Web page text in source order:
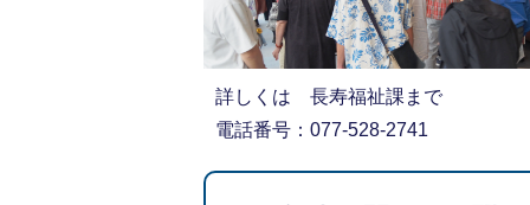
詳しくは 長寿福祉課まで
電話番号：077-528-2741